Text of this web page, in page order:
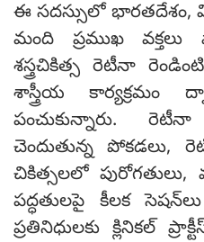
ఈ సదస్సులో భారతదేశం,
మంది ప్రముఖ వక్తలు
శస్త్రచికిత్స రెటీనా
శాస్త్రీయ కార్యక్రమం
పంచుకున్నారు.
చెందుతున్న పోకడలు,
చికిత్సలలో పురోగతులు,
పద్ధతులపై కీలక
ప్రతినిధులకు క్లినికల్